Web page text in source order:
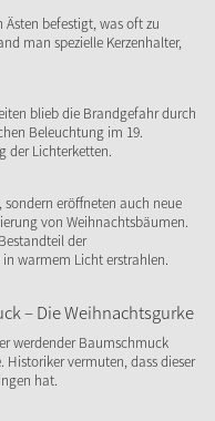
befestigt, was oft zu
man spezielle Kerzenhalter,
blieb die Brandgefahr durch
Beleuchtung im 19.
der Lichterketten.
eröffneten auch neue
von Weihnachtsbäumen.
der
warmem Licht erstrahlen.
– Die Weihnachtsgurke
werdender Baumschmuck
vermuten, dass dieser
hat.